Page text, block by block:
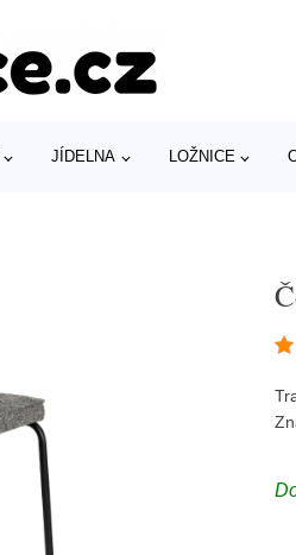
JÍDELNA LOŽNICE